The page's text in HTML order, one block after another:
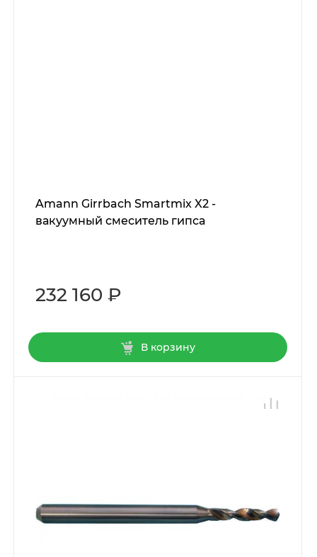
Amann Girrbach Smartmix X2 -
вакуумный смеситель гипса
232 160 ₽
В корзину